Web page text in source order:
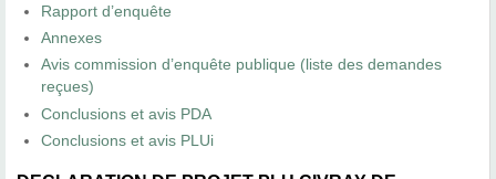
Rapport d’enquête
Annexes
Avis commission d’enquête publique (liste des demandes
reçues)
Conclusions et avis PDA
Conclusions et avis PLUi